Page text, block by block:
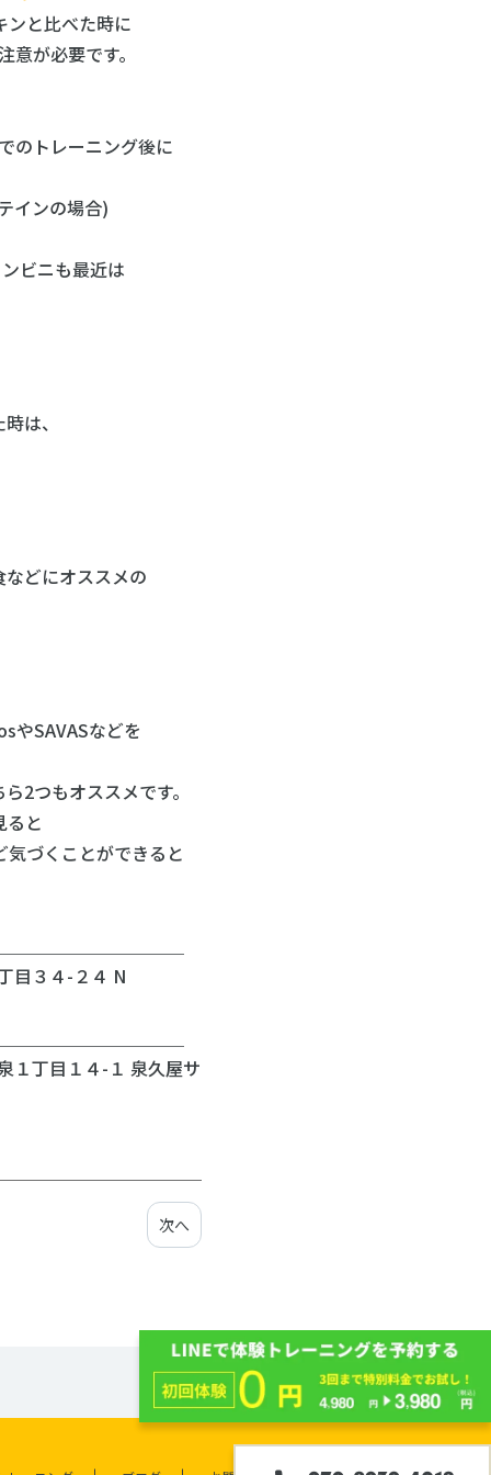
と比べた時に
が必要です。
のトレーニング後に
インの場合)
ビニも最近は
は、
どにオススメの
やSAVASなどを
2つもオススメです。
ると
づくことができると
目３４-２４ N
１丁目１４-１ 泉久屋サ
次へ